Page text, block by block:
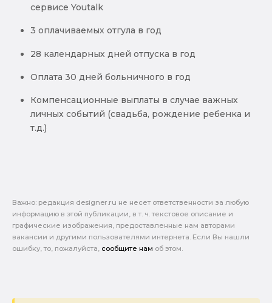
сервисе Youtalk
3 оплачиваемых отгула в год
28 календарных дней отпуска в год
Оплата 30 дней больничного в год
Компенсационные выплаты в случае важных
личных событий (свадьба, рождение ребенка и
т.д.)
Важно: pедакция designer.ru не несет ответственности за любую
информацию в этой публикации, в т. ч. текстовое описание и
графические изображения, предоставленные нам авторами
вакансии и другими пользователями интернета. Если Вы нашли
ошибку, то, пожалуйста, сообщите нам об этом.